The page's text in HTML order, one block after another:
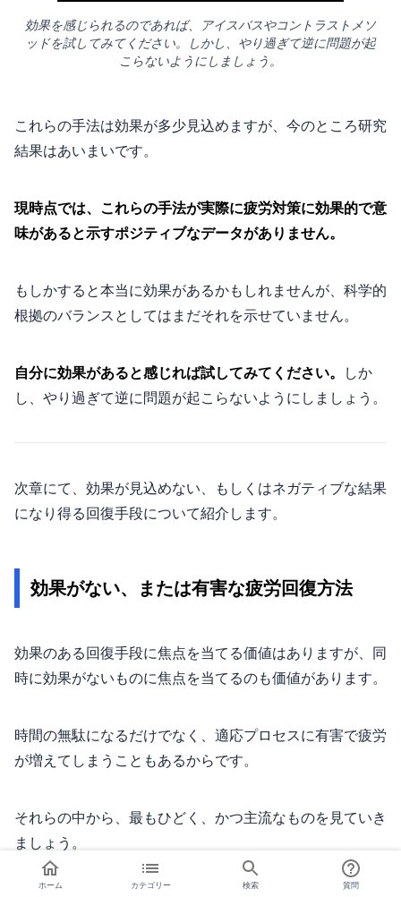
効果を感じられるのであれば、アイスバスやコントラストメソ
ッドを試してみてください。しかし、やり過ぎて逆に問題が起
こらないようにしましょう。
これらの手法は効果が多少見込めますが、今のところ研究
結果はあいまいです。
現時点では、これらの手法が実際に疲労対策に効果的で意
味があると示すポジティブなデータがありません。
もしかすると本当に効果があるかもしれませんが、科学的
根拠のバランスとしてはまだそれを示せていません。
自分に効果があると感じれば試してみてください。 しか
し、やり過ぎて逆に問題が起こらないようにしましょう。
次章にて、効果が見込めない、もしくはネガティブな結果
になり得る回復手段について紹介します。
効果がない、または有害な疲労回復方法
効果のある回復手段に焦点を当てる価値はありますが、同
時に効果がないものに焦点を当てるのも価値があります。
時間の無駄になるだけでなく、適応プロセスに有害で疲労
が増えてしまうこともあるからです。
それらの中から、最もひどく、かつ主流なものを見ていき
ましょう。
ホーム カテゴリー 検索 質問